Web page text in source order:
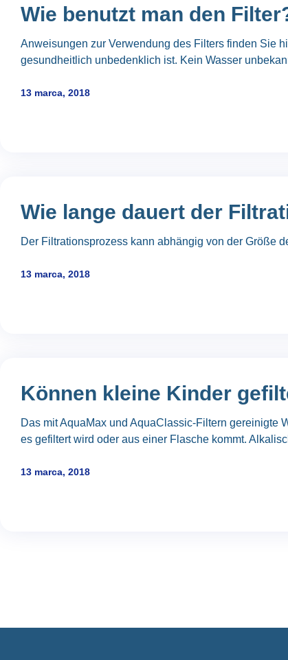
Wie benutzt man den
Anweisungen zur Verwendung des Filters finden Sie
gesundheitlich unbedenklich ist. Kein Wasser
13 marca, 2018
Wie lange dauert der
Der Filtrationsprozess kann abhängig von der Größe
13 marca, 2018
Können kleine Kinder
Das mit AquaMax und AquaClassic-Filtern gereinigte
es gefiltert wird oder aus einer Flasche kommt.
13 marca, 2018